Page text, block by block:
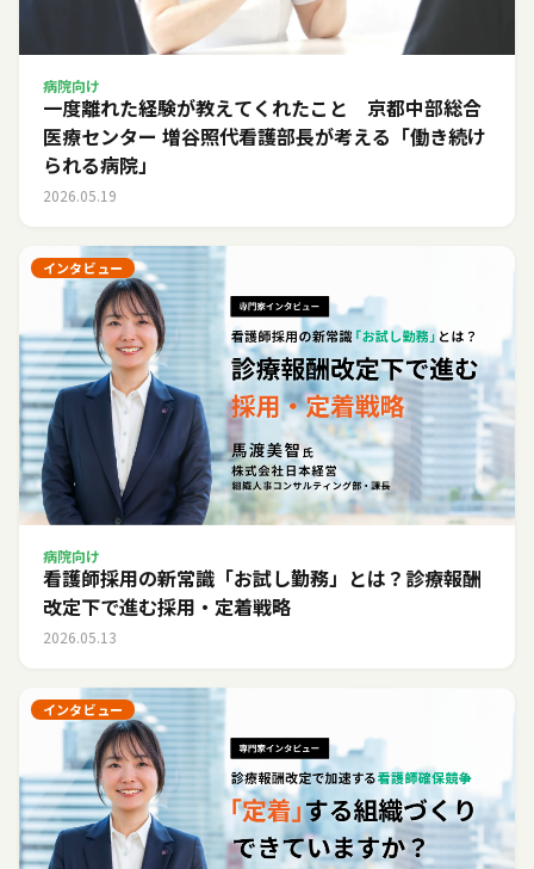
病院向け
一度離れた経験が教えてくれたこと 京都中部総合
医療センター 増谷照代看護部長が考える「働き続け
られる病院」
2026.05.19
インタビュー
病院向け
看護師採用の新常識「お試し勤務」とは？診療報酬
改定下で進む採用・定着戦略
2026.05.13
インタビュー